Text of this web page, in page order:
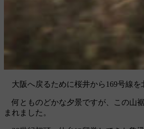
大阪へ戻るために桜井から169号線を
何とものどかな夕景ですが、この山
まれました。